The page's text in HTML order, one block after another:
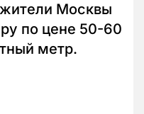
Москвы
по цене 50-60
метр.